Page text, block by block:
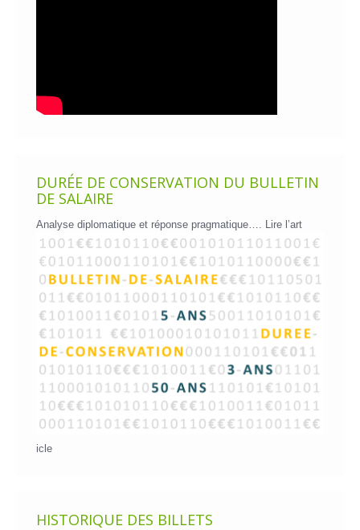
DURÉE DE CONSERVATION DU BULLETIN
DE SALAIRE
Analyse diplomatique et réponse pragmatique…. Lire l’art
icle
HISTORIQUE DES BILLETS